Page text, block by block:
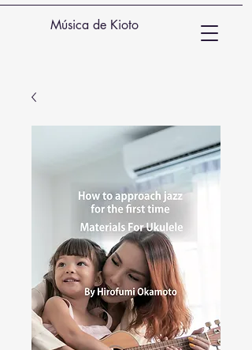
Música de Kioto